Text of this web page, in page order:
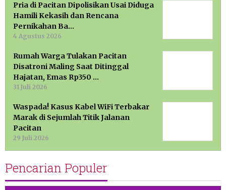
Pria di Pacitan Dipolisikan Usai Diduga
Hamili Kekasih dan Rencana
Pernikahan Ba…
4 Agustus 2026
Rumah Warga Tulakan Pacitan
Disatroni Maling Saat Ditinggal
Hajatan, Emas Rp350 …
31 Juli 2026
Waspada! Kasus Kabel WiFi Terbakar
Marak di Sejumlah Titik Jalanan
Pacitan
29 Juli 2026
Pencarian Populer